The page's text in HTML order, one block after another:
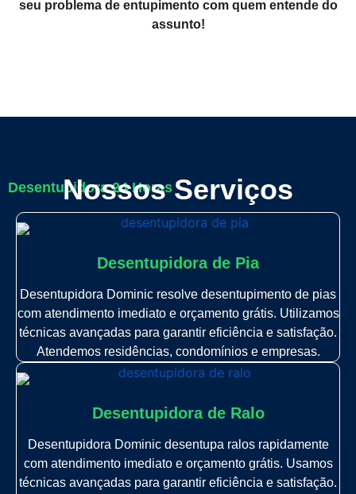
seu problema de entupimento com quem entende do
assunto!
Desentupidora 24 Horas
Nossos Serviços
Desentupidora de Pia
Desentupidora Dominic resolve desentupimento de pias
com atendimento imediato e orçamento grátis. Utilizamos
técnicas avançadas para garantir eficiência e satisfação.
Atendemos residências, condomínios e empresas.
Desentupidora de Ralo
Desentupidora Dominic desentupa ralos rapidamente
com atendimento imediato e orçamento grátis. Usamos
técnicas avançadas para garantir eficiência e satisfação.